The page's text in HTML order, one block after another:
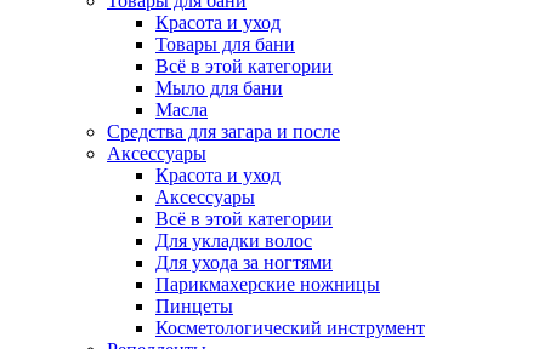
Красота и уход
Товары для бани
Всё в этой категории
Мыло для бани
Масла
Средства для загара и после
Аксессуары
Красота и уход
Аксессуары
Всё в этой категории
Для укладки волос
Для ухода за ногтями
Парикмахерские ножницы
Пинцеты
Косметологический инструмент